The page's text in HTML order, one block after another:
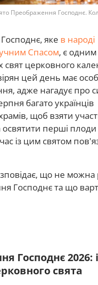
Преображення Господнє.
яке в народі
Спасом, є одним
церковного
цей день має
адже нагадує про
багато українців
щоб взяти
освятити перші
із цим святом
що не можна
Господнє та що
Господнє 2026:
свята